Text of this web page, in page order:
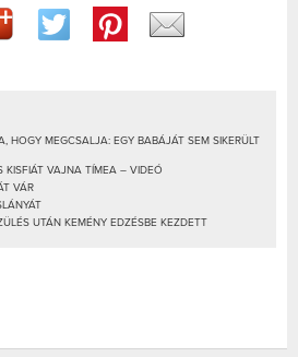
HOGY MEGCSALJA: EGY BABÁJÁT SEM SIKERÜLT
KISFIÁT VAJNA TÍMEA – VIDEÓ
VÁR
UTÁN KEMÉNY EDZÉSBE KEZDETT